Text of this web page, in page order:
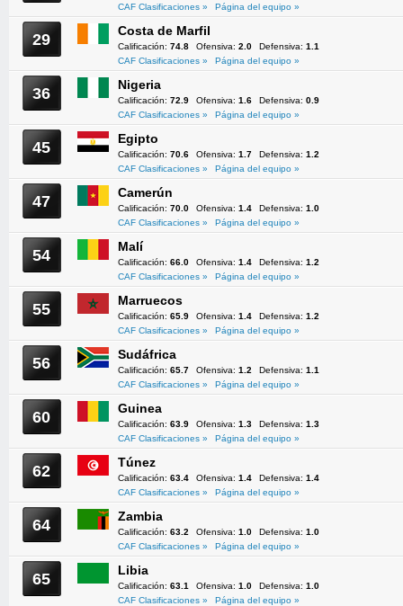
CAF Clasificaciones »
Página del equipo »
29 Costa de Marfil
Calificación: 74.8 Ofensiva: 2.0 Defensiva: 1.1
CAF Clasificaciones »
Página del equipo »
36 Nigeria
Calificación: 72.9 Ofensiva: 1.6 Defensiva: 0.9
CAF Clasificaciones »
Página del equipo »
45 Egipto
Calificación: 70.6 Ofensiva: 1.7 Defensiva: 1.2
CAF Clasificaciones »
Página del equipo »
47 Camerún
Calificación: 70.0 Ofensiva: 1.4 Defensiva: 1.0
CAF Clasificaciones »
Página del equipo »
54 Malí
Calificación: 66.0 Ofensiva: 1.4 Defensiva: 1.2
CAF Clasificaciones »
Página del equipo »
55 Marruecos
Calificación: 65.9 Ofensiva: 1.4 Defensiva: 1.2
CAF Clasificaciones »
Página del equipo »
56 Sudáfrica
Calificación: 65.7 Ofensiva: 1.2 Defensiva: 1.1
CAF Clasificaciones »
Página del equipo »
60 Guinea
Calificación: 63.9 Ofensiva: 1.3 Defensiva: 1.3
CAF Clasificaciones »
Página del equipo »
62 Túnez
Calificación: 63.4 Ofensiva: 1.4 Defensiva: 1.4
CAF Clasificaciones »
Página del equipo »
64 Zambia
Calificación: 63.2 Ofensiva: 1.0 Defensiva: 1.0
CAF Clasificaciones »
Página del equipo »
65 Libia
Calificación: 63.1 Ofensiva: 1.0 Defensiva: 1.0
CAF Clasificaciones »
Página del equipo »